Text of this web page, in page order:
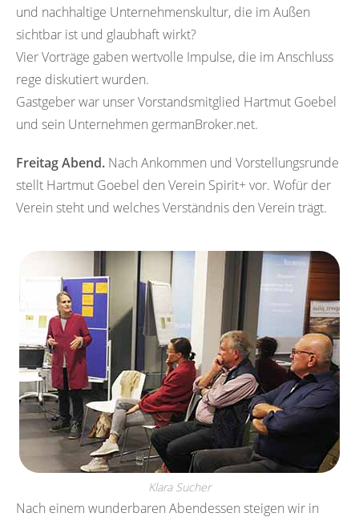
und nachhaltige Unternehmenskultur, die im Außen
sichtbar ist und glaubhaft wirkt?
Vier Vorträge gaben wertvolle Impulse, die im Anschluss
rege diskutiert wurden.
Gastgeber war unser Vorstandsmitglied Hartmut Goebel
und sein Unternehmen germanBroker.net.
Freitag Abend. Nach Ankommen und Vorstellungsrunde
stellt Hartmut Goebel den Verein Spirit+ vor. Wofür der
Verein steht und welches Verständnis den Verein trägt.
Nach einem wunderbaren Abendessen steigen wir in
Klara Sucher